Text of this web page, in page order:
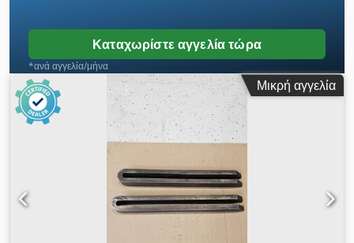
Καταχωρίστε αγγελία τώρα
*ανά αγγελία/μήνα
Μικρή αγγελία